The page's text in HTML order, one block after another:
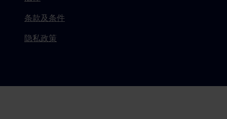
条款及条件
隐私政策